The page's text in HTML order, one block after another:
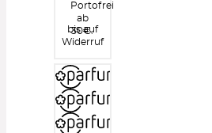
Portofrei
ab
30€.
bis auf
Widerruf